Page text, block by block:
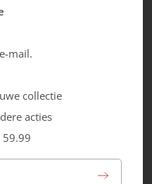
89.99
mail.
collectie
acties
59.99